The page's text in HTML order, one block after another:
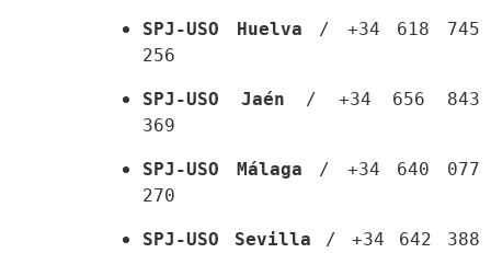
SPJ-USO Huelva / +34 618 745
256
SPJ-USO Jaén / +34 656 843
369
SPJ-USO Málaga / +34 640 077
270
SPJ-USO Sevilla / +34 642 388